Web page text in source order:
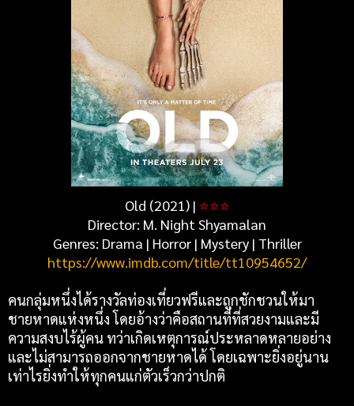
Old (2021) | ⭐⭐⭐
Director: M. Night Shyamalan
Genres: Drama | Horror | Mystery | Thriller
https://www.imdb.com/title/tt10954652/
คนกลุ่มหนึ่งได้รางวัลท่องเที่ยวฟรีและถูกชักชวนให้มา
ชายหาดแห่งหนึ่ง โดยอ้างว่าคือสถานที่ที่สวยงามและมี
ความสงบไร้ผู้คน ทว่าเกิดเหตุการณ์ประหลาดหลายอย่าง
และไม่สามารถออกจากชายหาดได้ โดยเฉพาะยิ่งอยู่นาน
เท่าไรยิ่งทำให้ทุกคนแก่ตัวเร็วกว่าปกติ